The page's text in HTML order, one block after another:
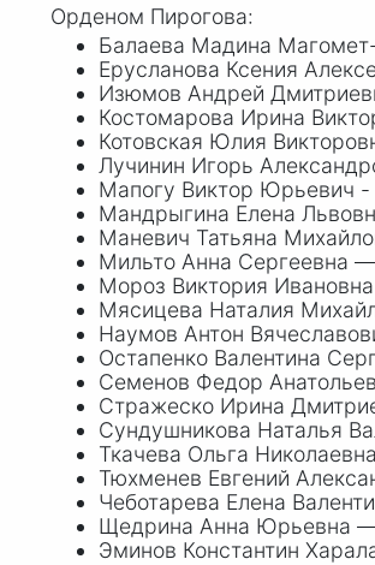
Орденом Пирогова:
Балаева Мадина
Ерусланова Ксения
Изюмов Андрей
Костомарова Ирина
Котовская Юлия
Лучинин Игорь
Мапогу Виктор Юрьевич
Мандрыгина Елена
Маневич Татьяна
Мильто Анна Сергеевна
Мороз Виктория
Мясицева Наталия
Наумов Антон
Остапенко Валентина
Семенов Федор
Стражеско Ирина
Сундушникова Наталья
Ткачева Ольга
Тюхменев Евгений
Чеботарева Елена
Щедрина Анна Юрьевна —
Эминов Константин